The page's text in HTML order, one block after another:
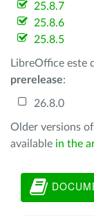
25.8.7
25.8.6
25.8.5
LibreOffice este
prerelease:
26.8.0
Older versions
available in the